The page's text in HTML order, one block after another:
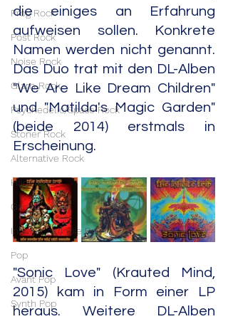
Prog Rock
Post Rock
Noise Rock
Glam Rock
Psychedelic/Space Rock
Stoner Rock
Alternative Rock
Hard Rock
Garage Rock
Indie Rock/Indie Pop
Pop
Avant Pop
Synth Pop
die einiges an Erfahrung
aufweisen sollen. Konkrete
Namen werden nicht genannt.
Das Duo trat mit den DL-Alben
"We Are Like Dream Children"
und "Matilda's Magic Garden"
(beide 2014) erstmals in
Erscheinung.
"Sonic Love" (Krauted Mind,
2015) kam in Form einer LP
heraus. Weitere DL-Alben